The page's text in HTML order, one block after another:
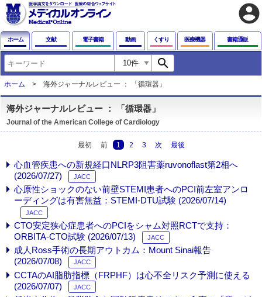
account_circle
ホーム 文献 電子書籍 動画 くすり 医療機器 書籍通販
search
ホーム 海外ジャーナルレビュー ： 「循環器」
海外ジャーナルレビュー ： 「循環器」
Journal of the American College of Cardiology
最初 前 1 2 3 次 最後
心血管疾患への新規経口NLRP3阻害薬ruvonoflast第2相へ
(2026/07/27)
JACC
心原性ショックのない前壁STEMI患者へのPCI前左室アンロ
ーディングは有害無益：STEMI-DTU試験 (2026/07/14)
JACC
CTO安定狭心症患者へのPCIをシャム対照RCTで支持：
ORBITA-CTO試験 (2026/07/13)
JACC
成人Ross手術の長期アウトカム：Mount Sinai報告
(2026/07/08)
JACC
CCTAのAI脂肪指標（FRPHF）は心不全リスク予測に使える
(2026/07/07)
JACC